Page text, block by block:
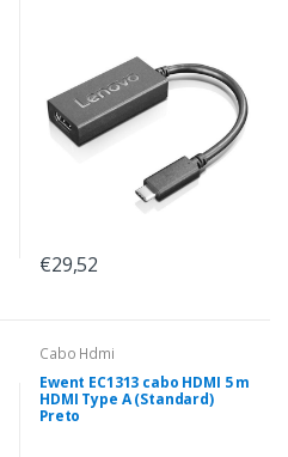
€29,52
Cabo Hdmi
Ewent EC1313 cabo HDMI 5 m
HDMI Type A (Standard)
Preto